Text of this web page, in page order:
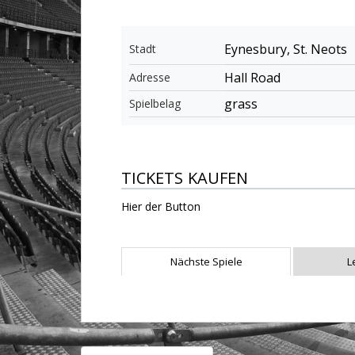
Stadt Eynesbury, St. Neots
Adresse Hall Road
Spielbelag grass
TICKETS KAUFEN
Hier der Button
Nächste Spiele